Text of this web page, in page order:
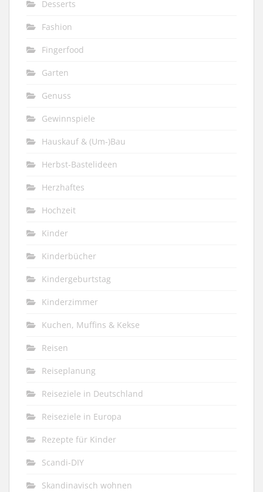
Desserts
Fashion
Fingerfood
Garten
Genuss
Gewinnspiele
Hauskauf & (Um-)Bau
Herbst-Bastelideen
Herzhaftes
Hochzeit
Kinder
Kinderbücher
Kindergeburtstag
Kinderzimmer
Kuchen, Muffins & Kekse
Reisen
Reiseplanung
Reiseziele in Deutschland
Reiseziele in Europa
Rezepte für Kinder
Scandi-DIY
Skandinavisch wohnen